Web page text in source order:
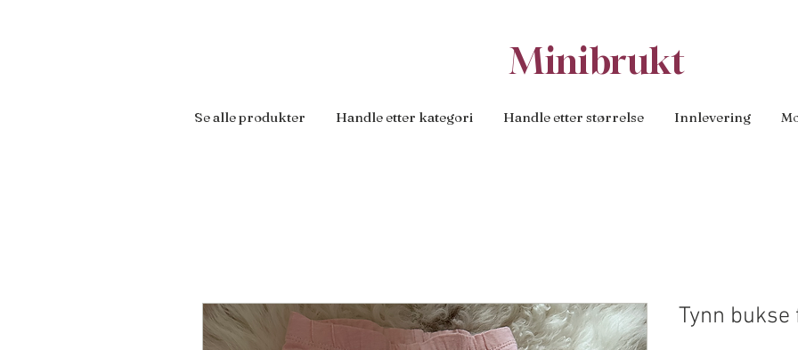
Minibrukt
Se alle produkter Handle etter kategori Handle etter størrelse Innlevering
Tynn bukse